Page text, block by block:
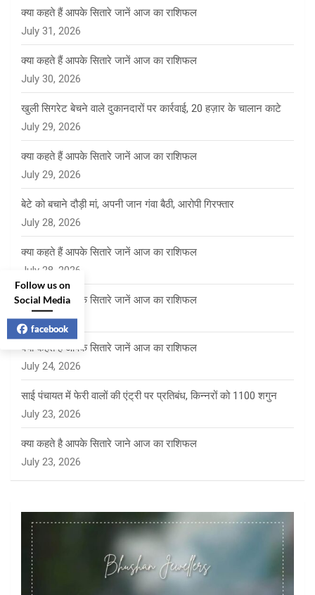
क्या कहते हैं आपके सितारे जानें आज का राशिफल
July 31, 2026
क्या कहते हैं आपके सितारे जानें आज का राशिफल
July 30, 2026
खुली सिगरेट बेचने वाले दुकानदारों पर कार्रवाई, 20 हज़ार के चालान काटे
July 29, 2026
क्या कहते हैं आपके सितारे जानें आज का राशिफल
July 29, 2026
बेटे को बचाने दौड़ी मां, अपनी जान गंवा बैठी, आरोपी गिरफ्तार
July 28, 2026
क्या कहते हैं आपके सितारे जानें आज का राशिफल
July 28, 2026
क्या कहते हैं आपके सितारे जानें आज का राशिफल
July 27, 2026
क्या कहते हैं आपके सितारे जानें आज का राशिफल
July 24, 2026
साई पंचायत में फेरी वालों की एंट्री पर प्रतिबंध, किन्नरों को 1100 शगुन
July 23, 2026
क्या कहते है आपके सितारे जाने आज का राशिफल
July 23, 2026
Follow us on
Social Media
facebook